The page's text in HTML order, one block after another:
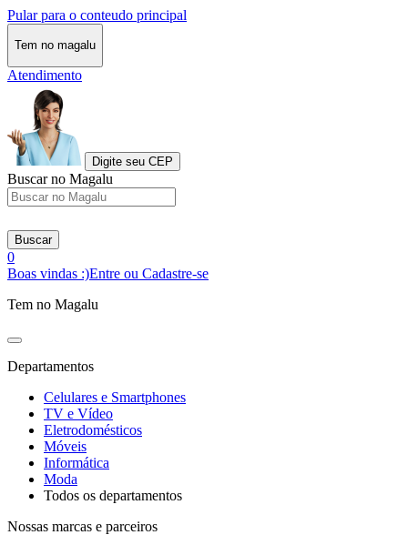
Pular para o conteudo principal
Tem no magalu
Atendimento
Digite seu CEP
Buscar no Magalu
Buscar
0
Boas vindas :)Entre ou Cadastre-se
Tem no Magalu
Departamentos
Celulares e Smartphones
TV e Vídeo
Eletrodomésticos
Móveis
Informática
Moda
Todos os departamentos
Nossas marcas e parceiros